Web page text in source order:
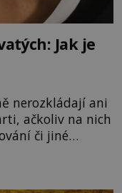
Jak je
nerozkládají ani
ačkoliv na nich
či jiné
ostatky bývají
Jaké